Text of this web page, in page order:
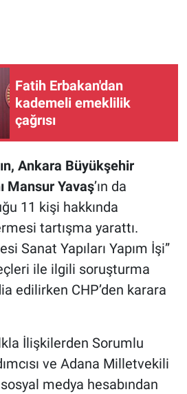
Fatih Erbakan'dan
kademeli emeklilik
çağrısı
Ankara Büyükşehir
Mansur Yavaş’ın da
11 kişi hakkında
tartışma yarattı.
Sanat Yapıları Yapım İşi”
ile ilgili soruşturma
edilirken CHP’den karara
İlişkilerden Sorumlu
ve Adana Milletvekili
medya hesabından